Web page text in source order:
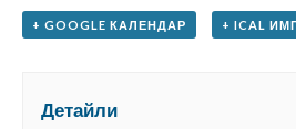
+ GOOGLE КАЛЕНДАР + ICAL
Детайли